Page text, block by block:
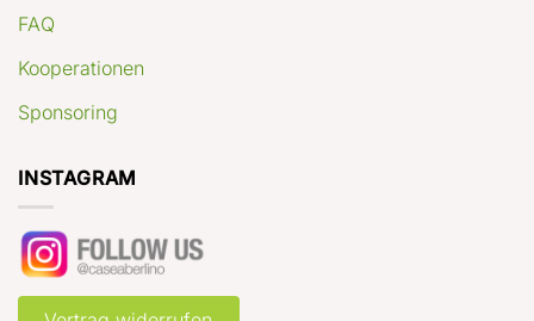
FAQ
Kooperationen
Sponsoring
INSTAGRAM